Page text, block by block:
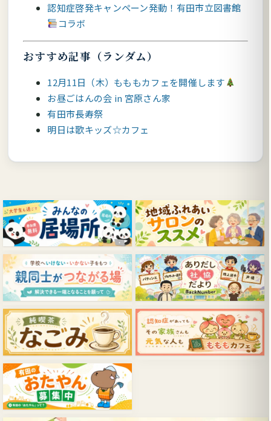
認知症啓発キャンペーン発動！有田市立図書館
コラボ
おすすめ記事（ランダム）
12月11日（木）もももカフェを開催します
お昼ごはんの会 in 宮原さん家
有田市長寿祭
明日は歌キッズ☆カフェ